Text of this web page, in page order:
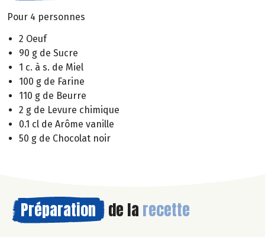
Pour 4 personnes
2 Oeuf
90 g de Sucre
1 c. à s. de Miel
100 g de Farine
110 g de Beurre
2 g de Levure chimique
0.1 cl de Arôme vanille
50 g de Chocolat noir
Préparation de la recette